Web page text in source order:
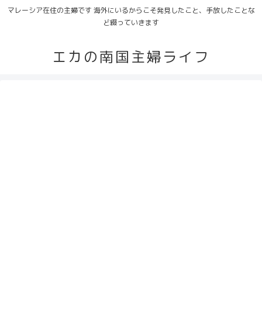
マレーシア在住の主婦です 海外にいるからこそ発見したこと、手放したことな
ど綴っていきます
エカの南国主婦ライフ